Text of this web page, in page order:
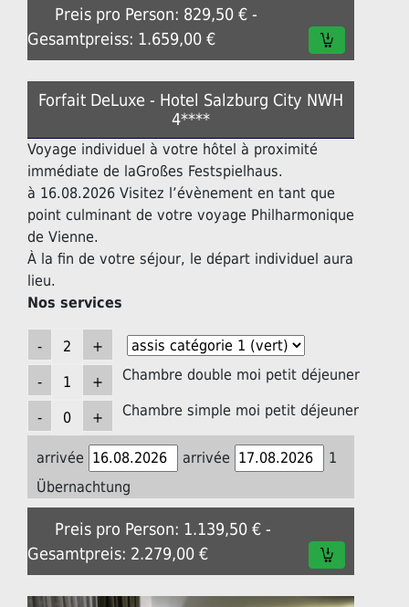
Preis pro Person: 829,50 € -
Gesamtpreiss: 1.659,00 €
Forfait DeLuxe - Hotel Salzburg City NWH
4****
Voyage individuel à votre hôtel à proximité
immédiate de laGroßes Festspielhaus.
à 16.08.2026 Visitez l’évènement en tant que
point culminant de votre voyage Philharmonique
de Vienne.
À la fin de votre séjour, le départ individuel aura
lieu.
Nos services
Chambre double moi petit déjeuner
Chambre simple moi petit déjeuner
arrivée arrivée
1
Übernachtung
Preis pro Person: 1.139,50 € -
Gesamtpreis: 2.279,00 €